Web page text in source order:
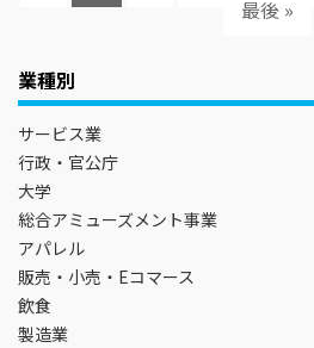
最後 »
業種別
サービス業
行政・官公庁
大学
総合アミューズメント事業
アパレル
販売・小売・Eコマース
飲食
製造業